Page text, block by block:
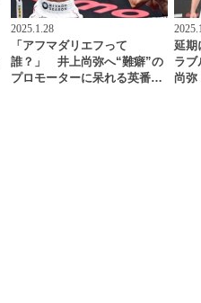
2025.1.28
「アフマダリエフって
誰？」 井上尚弥へ“難癖”の
プロモーターに呆れる英番…
延期
ラブ
尚